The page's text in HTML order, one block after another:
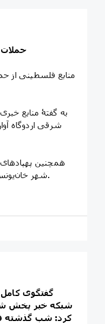
شرقی اردوگاه
شهر خان‌یونس در جنوب نوار غزه درحال پرواز هستند.
گفتگوی کامل
شبکه خبر پخش
کرد: شب گذشته